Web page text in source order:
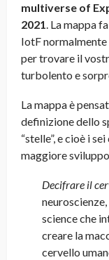
multiverse of
2021. La mappa
IotF normalmente
per trovare il
turbolento e
La mappa è
definizione dello
“stelle”, e cioè i
maggiore
Decifrare il
science che
creare la
cervello